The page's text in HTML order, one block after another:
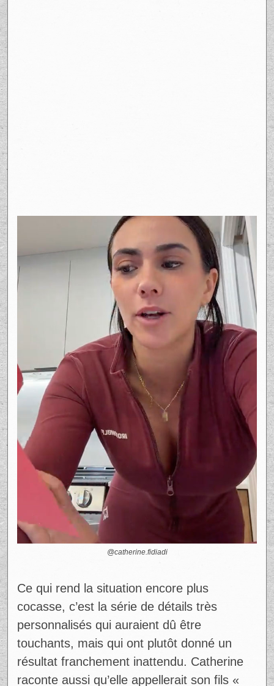
Ce qui rend la situation encore plus
cocasse, c’est la série de détails très
personnalisés qui auraient dû être
touchants, mais qui ont plutôt donné un
résultat franchement inattendu. Catherine